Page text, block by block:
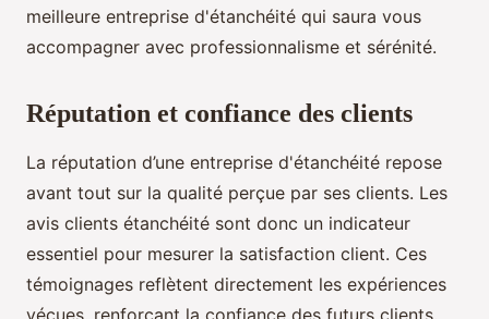
meilleure entreprise d'étanchéité qui saura vous
accompagner avec professionnalisme et sérénité.
Réputation et confiance des clients
La réputation d’une entreprise d'étanchéité repose
avant tout sur la qualité perçue par ses clients. Les
avis clients étanchéité sont donc un indicateur
essentiel pour mesurer la satisfaction client. Ces
témoignages reflètent directement les expériences
vécues, renforçant la confiance des futurs clients.